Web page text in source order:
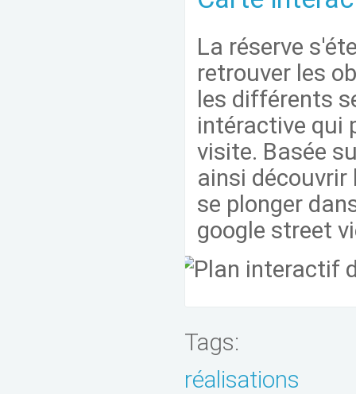
La réserve
retrouver les
les différents
intéractive qui
visite. Basée
ainsi découvrir
se plonger
google street
Tags:
réalisations